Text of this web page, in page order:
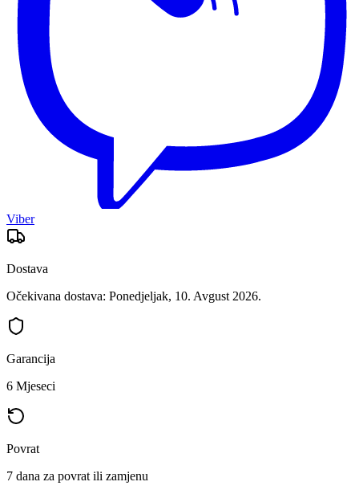
Viber
Dostava
Očekivana dostava: Ponedjeljak, 10. Avgust 2026.
Garancija
6 Mjeseci
Povrat
7 dana za povrat ili zamjenu